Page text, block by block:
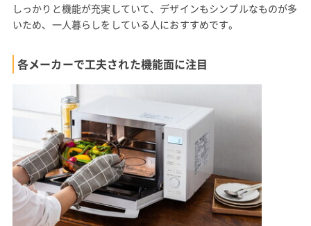
しっかりと機能が充実していて、デザインもシンプルなものが多
いため、一人暮らしをしている人におすすめです。
各メーカーで工夫された機能面に注目